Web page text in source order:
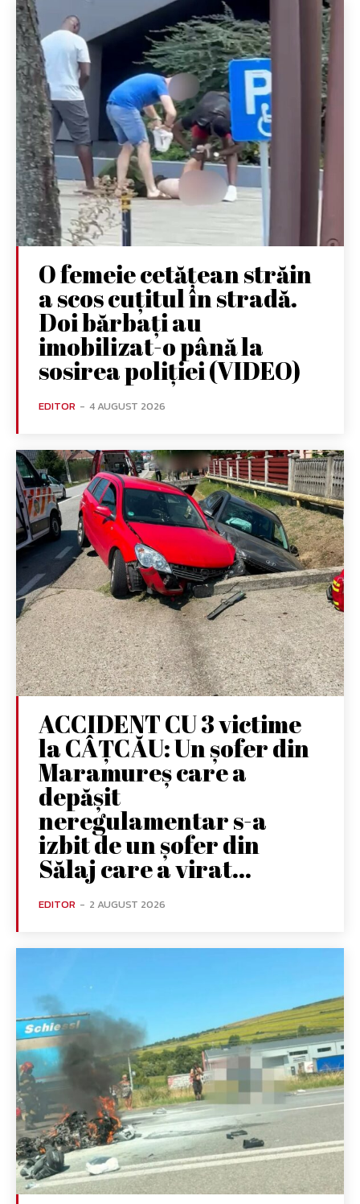
O femeie cetățean străin
a scos cuțitul în stradă.
Doi bărbați au
imobilizat-o până la
sosirea poliției (VIDEO)
EDITOR - 4 AUGUST 2026
ACCIDENT CU 3 victime
la CÂȚCĂU: Un șofer din
Maramureș care a
depășit
neregulamentar s-a
izbit de un șofer din
Sălaj care a virat...
EDITOR - 2 AUGUST 2026